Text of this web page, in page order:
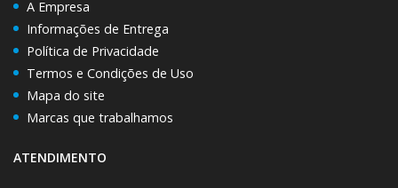
A Empresa
Informações de Entrega
Política de Privacidade
Termos e Condições de Uso
Mapa do site
Marcas que trabalhamos
ATENDIMENTO